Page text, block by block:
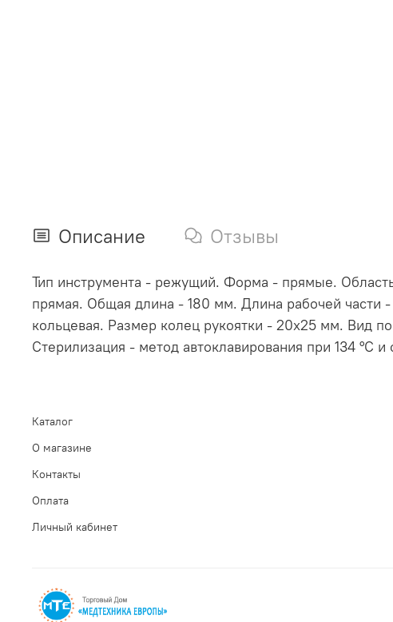
Описание Отзывы
Тип инструмента - режущий. Форма - прямые.
прямая. Общая длина - 180 мм. Длина рабочей части
кольцевая. Размер колец рукоятки - 20x25 мм. Вид
Стерилизация - метод автоклавирования при 134 °С
Каталог
О магазине
Контакты
Оплата
Личный кабинет